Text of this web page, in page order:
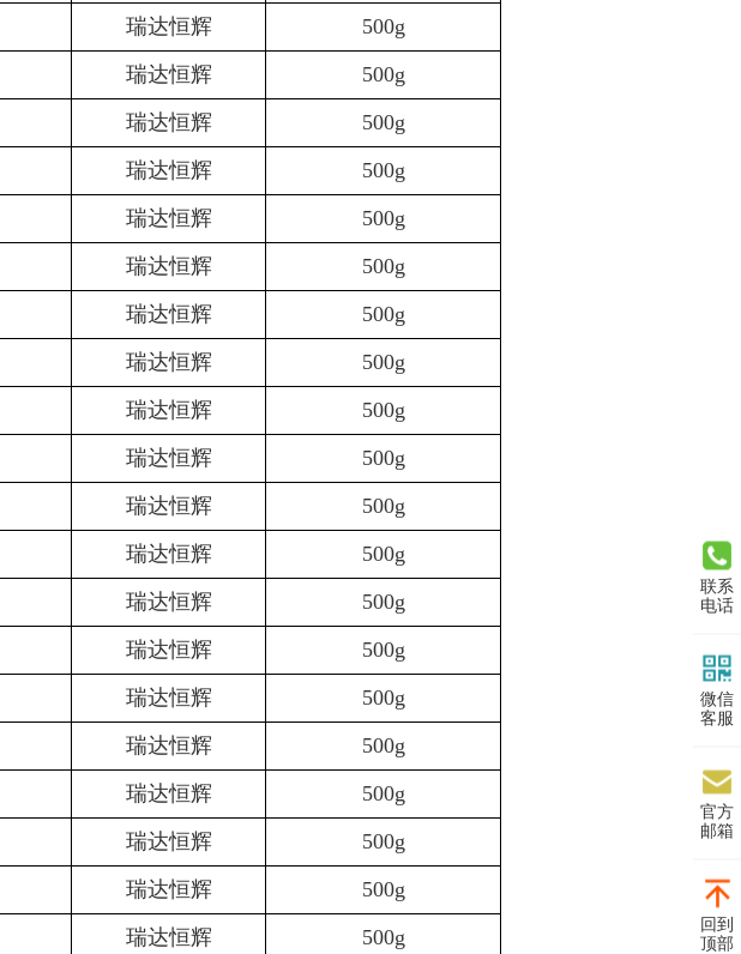
瑞达恒辉
500g
瑞达恒辉
500g
瑞达恒辉
500g
瑞达恒辉
500g
瑞达恒辉
500g
瑞达恒辉
500g
瑞达恒辉
500g
瑞达恒辉
500g
瑞达恒辉
500g
瑞达恒辉
500g
瑞达恒辉
500g
瑞达恒辉
500g
瑞达恒辉
500g
瑞达恒辉
500g
瑞达恒辉
500g
瑞达恒辉
500g
瑞达恒辉
500g
瑞达恒辉
500g
瑞达恒辉
500g
瑞达恒辉
500g
联系
电话
微信
客服
官方
邮箱
回到
顶部